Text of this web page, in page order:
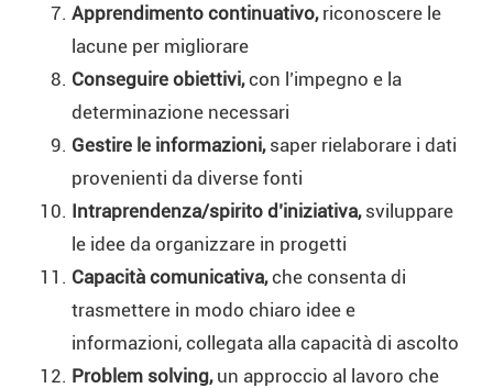
Apprendimento continuativo, riconoscere le
lacune per migliorare
Conseguire obiettivi,con l’impegno e la
determinazione necessari
Gestire le informazioni, saper rielaborare i dati
provenienti da diverse fonti
Intraprendenza/spirito d’iniziativa, sviluppare
le idee da organizzare in progetti
Capacità comunicativa,che consenta di
trasmettere in modo chiaro idee e
informazioni, collegata alla capacità di ascolto
Problem solving, un approccio al lavoro che